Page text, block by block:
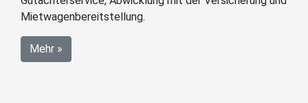
Mietwagenbereitstellung.
Mehr »